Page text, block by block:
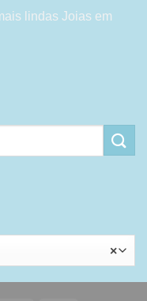
lindas Joias em
×